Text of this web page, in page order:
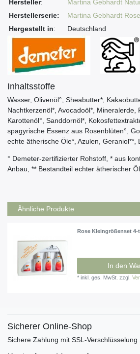
Hersteller:
Martina Gebhardt
Herstellerserie:
Martina Gebhardt
Hergestellt in: Deutschland
Inhaltsstoffe
Wasser, Olivenöl°, Sheabutter*,
Nachtkerzenöl*, Avocadoöl*, Mineralerde,
Karottenöl°, Sanddornöl*,
spagyrische Essenz aus Rosenblüten°,
echte ätherische Öle*, Azulen, Geraniol**,
° Demeter-zertifizierter Rohstoff, * aus
Anbau, ** Bestandteil echter ätherischer
Ähnliche Produkte
Rose Kleingrößenset 4-
In den
*inkl. ges. MwSt. zzgl.
Sicherer Online-Shop
Sichere Zahlung mit SSL-Verschlüsselung